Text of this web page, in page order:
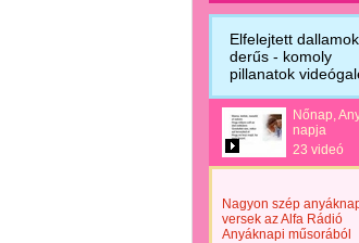
Elfelejtett
derűs - komoly
pillanatok
Nőnap,
napja
23 videó
Nagyon szép
versek az Alfa Rádió
Anyáknapi műsorából